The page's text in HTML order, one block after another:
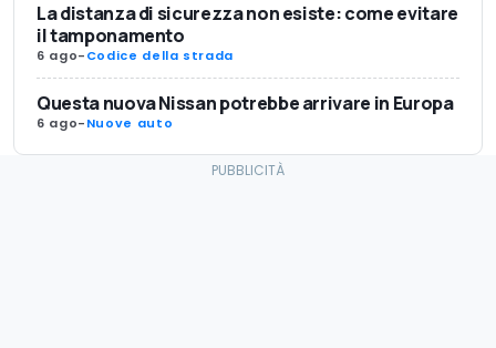
La distanza di sicurezza non esiste: come evitare
il tamponamento
6 ago-Codice della strada
Questa nuova Nissan potrebbe arrivare in Europa
6 ago-Nuove auto